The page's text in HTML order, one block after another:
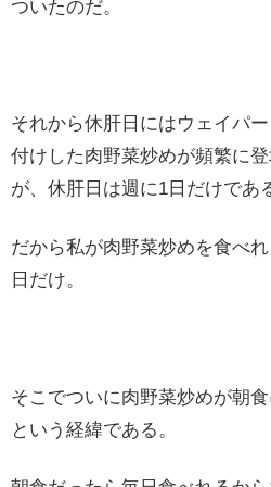
ついたのだ。
それから休肝日にはウェイパ
付けした肉野菜炒めが頻繁に
が、休肝日は週に1日だけであ
だから私が肉野菜炒めを食べ
日だけ。
そこでついに肉野菜炒めが朝
という経緯である。